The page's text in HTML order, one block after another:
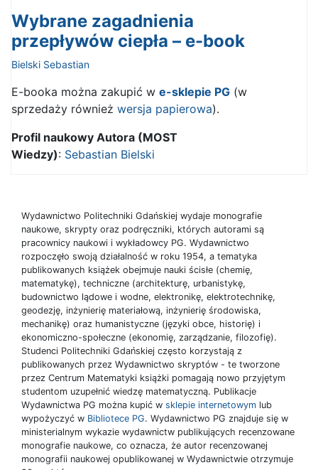
Wybrane zagadnienia
przepływów ciepła – e-book
Bielski Sebastian
E-booka można zakupić w e-sklepie PG (w
sprzedaży również wersja papierowa).
Profil naukowy Autora (MOST
Wiedzy): Sebastian Bielski
Wydawnictwo Politechniki Gdańskiej wydaje monografie
naukowe, skrypty oraz podręczniki, których autorami są
pracownicy naukowi i wykładowcy PG. Wydawnictwo
rozpoczęło swoją działalność w roku 1954, a tematyka
publikowanych książek obejmuje nauki ścisłe (chemię,
matematykę), techniczne (architekturę, urbanistykę,
budownictwo lądowe i wodne, elektronikę, elektrotechnikę,
geodezję, inżynierię materiałową, inżynierię środowiska,
mechanikę) oraz humanistyczne (języki obce, historię) i
ekonomiczno-społeczne (ekonomię, zarządzanie, filozofię).
Studenci Politechniki Gdańskiej często korzystają z
publikowanych przez Wydawnictwo skryptów - te tworzone
przez Centrum Matematyki książki pomagają nowo przyjętym
studentom uzupełnić wiedzę matematyczną. Publikacje
Wydawnictwa PG można kupić w sklepie internetowym lub
wypożyczyć w Bibliotece PG. Wydawnictwo PG znajduje się w
ministerialnym wykazie wydawnictw publikujących recenzowane
monografie naukowe, co oznacza, że autor recenzowanej
monografii naukowej opublikowanej w Wydawnictwie otrzymuje